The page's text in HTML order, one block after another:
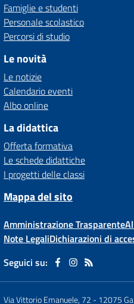
Famiglie e studenti
Personale scolastico
Percorsi di studio
Le novità
Le notizie
Calendario eventi
Albo online
La didattica
Offerta formativa
Le schede didattiche
I progetti delle classi
Mappa del sito
Amministrazione Trasparente
Note LegaliDichiarazioni di
Seguici su:
Via Vittorio Emanuele, 72 -12075